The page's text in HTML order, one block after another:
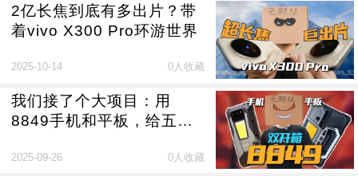
2亿长焦到底有多出片？带
着vivo X300 Pro环游世界
2025-10-14 0人收藏
我们接了个大项目：用
8849手机和平板，给五菱
2025-09-26 0人收藏